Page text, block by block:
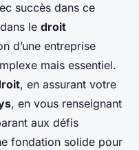
succès dans ce
le droit
d’une entreprise
mais essentiel.
, en assurant votre
, en vous renseignant
aux défis
fondation solide pour